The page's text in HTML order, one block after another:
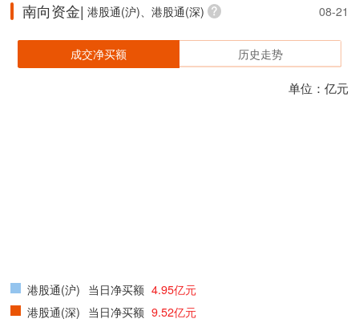
南向资金| 港股通(沪)、港股通(深) 08-21
成交净买额 历史走势
单位：亿元
港股通(沪) 当日净买额 4.95亿元
港股通(深) 当日净买额 9.52亿元